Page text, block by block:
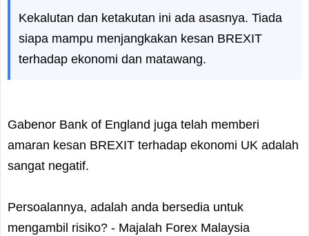
Kekalutan dan ketakutan ini ada asasnya. Tiada
siapa mampu menjangkakan kesan BREXIT
terhadap ekonomi dan matawang.
Gabenor Bank of England juga telah memberi
amaran kesan BREXIT terhadap ekonomi UK adalah
sangat negatif.
Persoalannya, adalah anda bersedia untuk
mengambil risiko? - Majalah Forex Malaysia